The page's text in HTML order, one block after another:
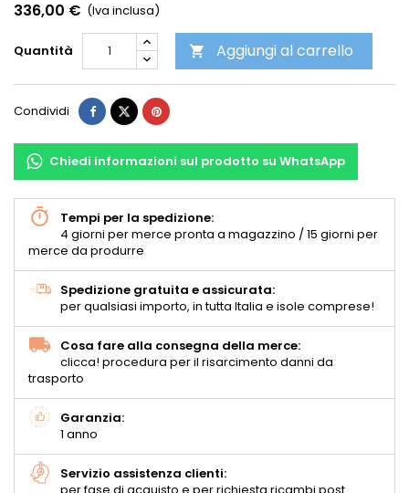
336,00 € (Iva inclusa)
Quantità  Aggiungi al carrello
Condividi
Chiedi informazioni sul prodotto su WhatsApp
Tempi per la spedizione:
4 giorni per merce pronta a magazzino / 15 giorni per
merce da produrre
Spedizione gratuita e assicurata:
per qualsiasi importo, in tutta Italia e isole comprese!
Cosa fare alla consegna della merce:
clicca! procedura per il risarcimento danni da
trasporto
Garanzia:
1 anno
Servizio assistenza clienti: